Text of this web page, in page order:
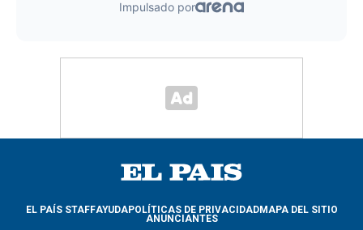
EL PAÍS STAFFAYUDAPOLÍTICAS DE PRIVACIDADMAPA DEL SITIO
ANUNCIANTES